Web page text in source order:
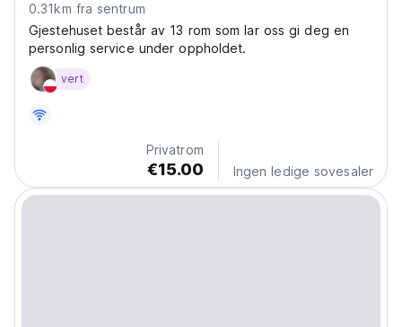
0.31km fra sentrum
Gjestehuset består av 13 rom som lar oss gi deg en
personlig service under oppholdet.
vert
Privatrom
€15.00 Ingen ledige sovesaler